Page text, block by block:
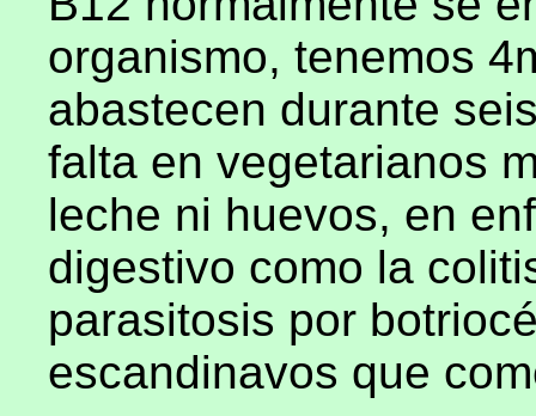
organismo, tenemos
abastecen durante
falta en vegetarianos
leche ni huevos, en
digestivo como la
parasitosis por
escandinavos que